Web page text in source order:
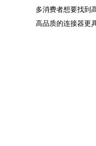
多消费者想要找到
高品质的连接器更